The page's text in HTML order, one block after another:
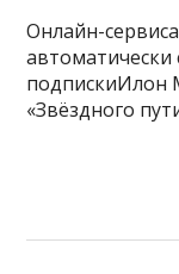
Онлайн-
автоматически
подпискиИлон
«Звёздного